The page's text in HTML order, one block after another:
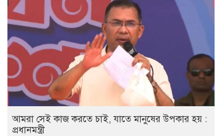
আমরা সেই কাজ করতে চাই, যাতে মানুষের উপকার হয় :
প্রধানমন্ত্রী